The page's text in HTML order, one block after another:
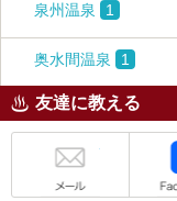
泉州温泉 1
奥水間温泉 1
友達に教える